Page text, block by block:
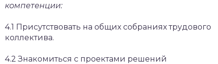
компетенции:
4.1 Присутствовать на общих собраниях трудового
коллектива.
4.2 Знакомиться с проектами решений